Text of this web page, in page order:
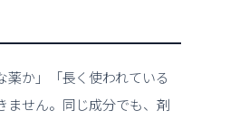
薬か」「長く使われている
ません。同じ成分でも、剤